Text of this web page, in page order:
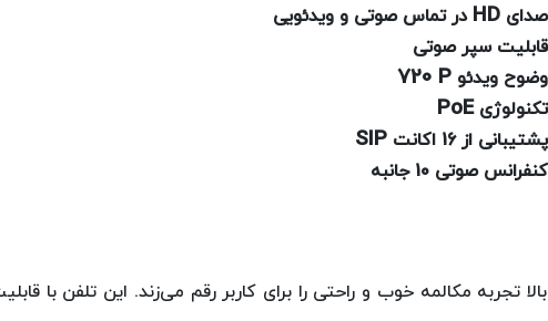
صدای HD در تماس صوتی و ویدئویی
قابلیت سپر صوتی
وضوح ویدئو 720 P
تکنولوژیPoE
پشتیبانی از 16 اکانت SIP
کنفرانس صوتی 10 جانبه
تجربه مکالمه خوب و راحتی را برای کاربر رقم می‌زند. این تلفن با